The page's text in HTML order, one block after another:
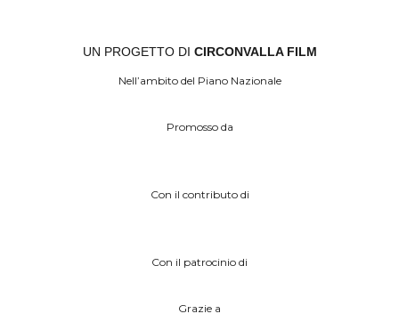
UN PROGETTO DI CIRCONVALLA FILM
Nell’ambito del Piano Nazionale
Promosso da
Con il contributo di
Con il patrocinio di
Grazie a